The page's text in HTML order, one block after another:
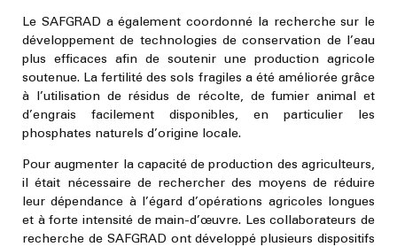
Le SAFGRAD a également coordonné la recherche sur le
développement de technologies de conservation de l’eau
plus efficaces afin de soutenir une production agricole
soutenue. La fertilité des sols fragiles a été améliorée grâce
à l’utilisation de résidus de récolte, de fumier animal et
d’engrais facilement disponibles, en particulier les
phosphates naturels d’origine locale.
Pour augmenter la capacité de production des agriculteurs,
il était nécessaire de rechercher des moyens de réduire
leur dépendance à l’égard d’opérations agricoles longues
et à forte intensité de main-d’œuvre. Les collaborateurs de
recherche de SAFGRAD ont développé plusieurs dispositifs